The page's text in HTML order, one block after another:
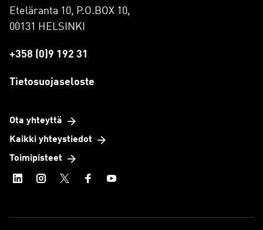
Eteläranta 10, P.O.BOX 10,
00131 HELSINKI
+358 (0)9 192 31
Tietosuojaseloste
Ota yhteyttä
Kaikki yhteystiedot
Toimipisteet